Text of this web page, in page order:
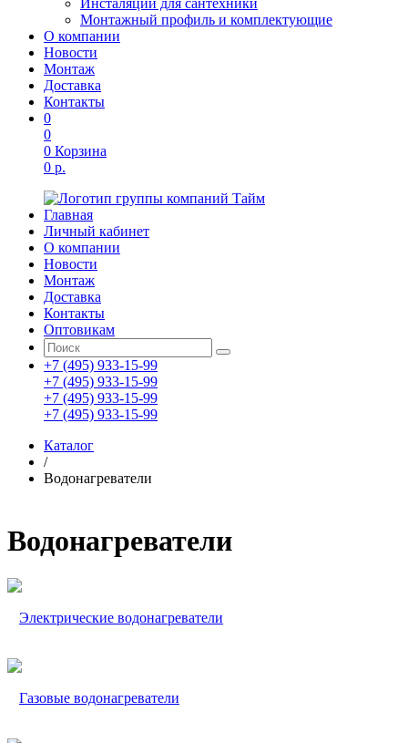
Инсталяции для сантехники
Монтажный профиль и комплектующие
О компании
Новости
Монтаж
Доставка
Контакты
0
0
0 Корзина
0 р.
Главная
Личный кабинет
О компании
Новости
Монтаж
Доставка
Контакты
Оптовикам
+7 (495) 933-15-99
+7 (495) 933-15-99
+7 (495) 933-15-99
+7 (495) 933-15-99
Каталог
/
Водонагреватели
Водонагреватели
Электрические водонагреватели
Газовые водонагреватели